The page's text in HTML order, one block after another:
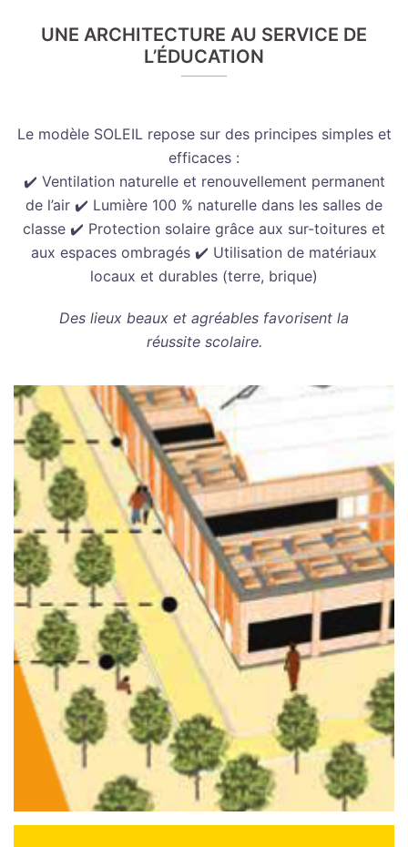
UNE ARCHITECTURE AU SERVICE DE
L’ÉDUCATION
Le modèle SOLEIL repose sur des principes simples et
efficaces :
✔️ Ventilation naturelle et renouvellement permanent
de l’air ✔️ Lumière 100 % naturelle dans les salles de
classe ✔️ Protection solaire grâce aux sur-toitures et
aux espaces ombragés ✔️ Utilisation de matériaux
locaux et durables (terre, brique)
Des lieux beaux et agréables favorisent la
réussite scolaire.